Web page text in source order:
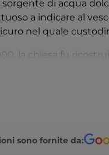
sorgente di acqua
a indicare al
nel quale
la chiesa fu
ancora le tombe
Ligure o
,
sono fornite da: